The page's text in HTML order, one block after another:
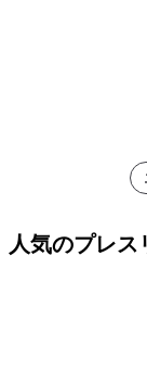
人気のプレス